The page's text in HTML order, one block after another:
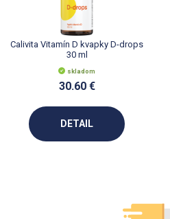
Calivita Vitamín D kvapky D-drops
30 ml
skladom
30.60 €
DETAIL